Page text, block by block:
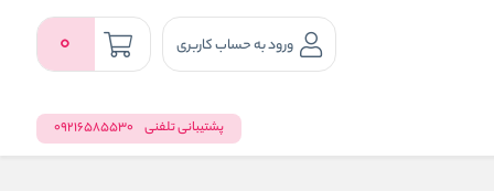
ورود به حساب کاربری 0
پشتیبانی تلفنی 09216585530